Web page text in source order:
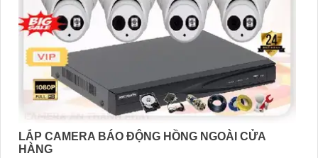
LẮP CAMERA BÁO ĐỘNG HỒNG NGOÀI CỬA
HÀNG